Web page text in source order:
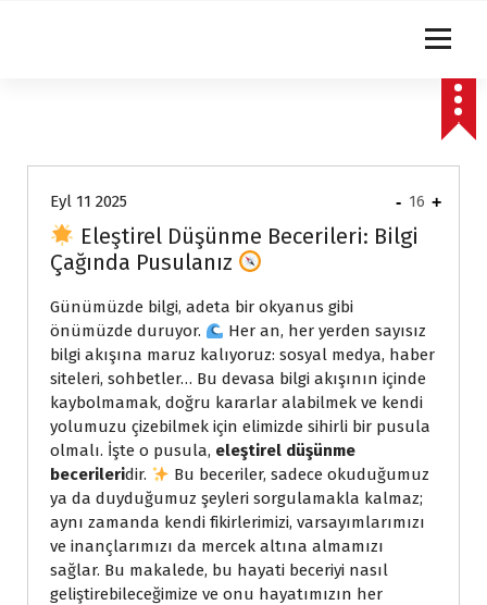
Eyl 11 2025
Eleştirel Düşünme Becerileri: Bilgi
Çağında Pusulanız
Günümüzde bilgi, adeta bir okyanus gibi
önümüzde duruyor.
Her an, her yerden sayısız
bilgi akışına maruz kalıyoruz: sosyal medya, haber
siteleri, sohbetler… Bu devasa bilgi akışının içinde
kaybolmamak, doğru kararlar alabilmek ve kendi
yolumuzu çizebilmek için elimizde sihirli bir pusula
olmalı. İşte o pusula, eleştirel düşünme
becerileridir.
Bu beceriler, sadece okuduğumuz
ya da duyduğumuz şeyleri sorgulamakla kalmaz;
aynı zamanda kendi fikirlerimizi, varsayımlarımızı
ve inançlarımızı da mercek altına almamızı
sağlar. Bu makalede, bu hayati beceriyi nasıl
geliştirebileceğimize ve onu hayatımızın her
- 16 +